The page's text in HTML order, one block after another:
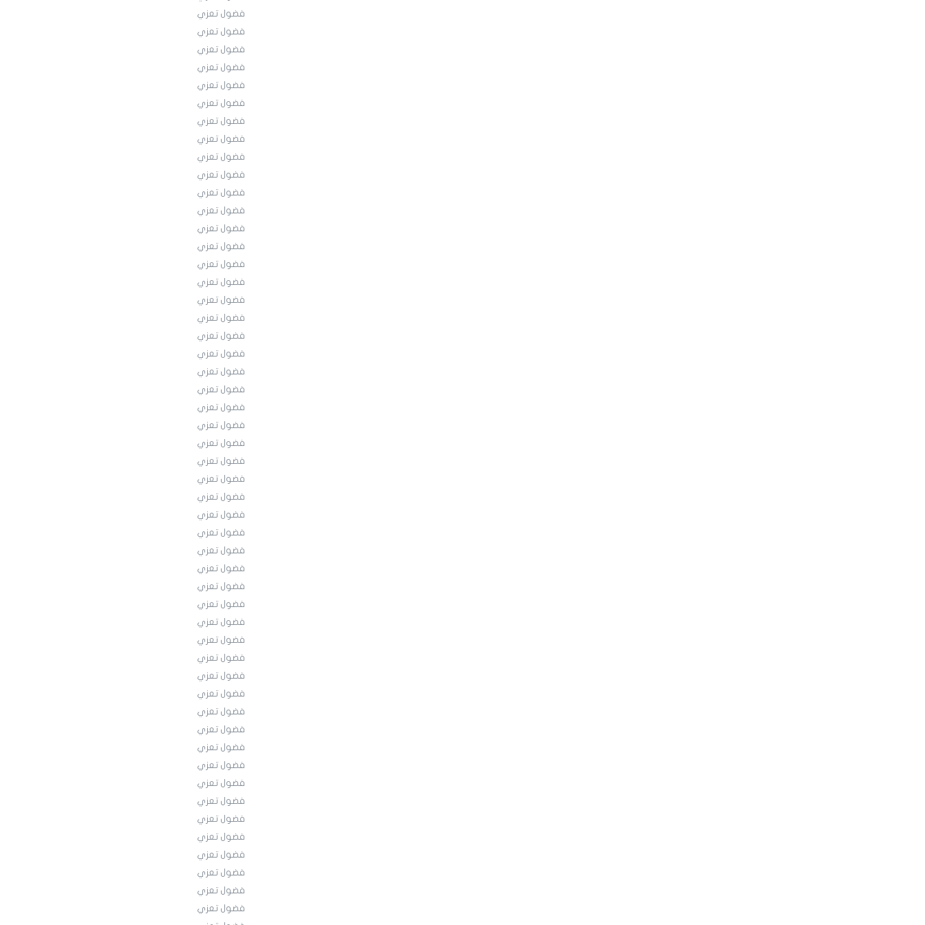
فضول تعزي
فضول تعزي
فضول تعزي
فضول تعزي
فضول تعزي
فضول تعزي
فضول تعزي
فضول تعزي
فضول تعزي
فضول تعزي
فضول تعزي
فضول تعزي
فضول تعزي
فضول تعزي
فضول تعزي
فضول تعزي
فضول تعزي
فضول تعزي
فضول تعزي
فضول تعزي
فضول تعزي
فضول تعزي
فضول تعزي
فضول تعزي
فضول تعزي
فضول تعزي
فضول تعزي
فضول تعزي
فضول تعزي
فضول تعزي
فضول تعزي
فضول تعزي
فضول تعزي
فضول تعزي
فضول تعزي
فضول تعزي
فضول تعزي
فضول تعزي
فضول تعزي
فضول تعزي
فضول تعزي
فضول تعزي
فضول تعزي
فضول تعزي
فضول تعزي
فضول تعزي
فضول تعزي
فضول تعزي
فضول تعزي
فضول تعزي
فضول تعزي